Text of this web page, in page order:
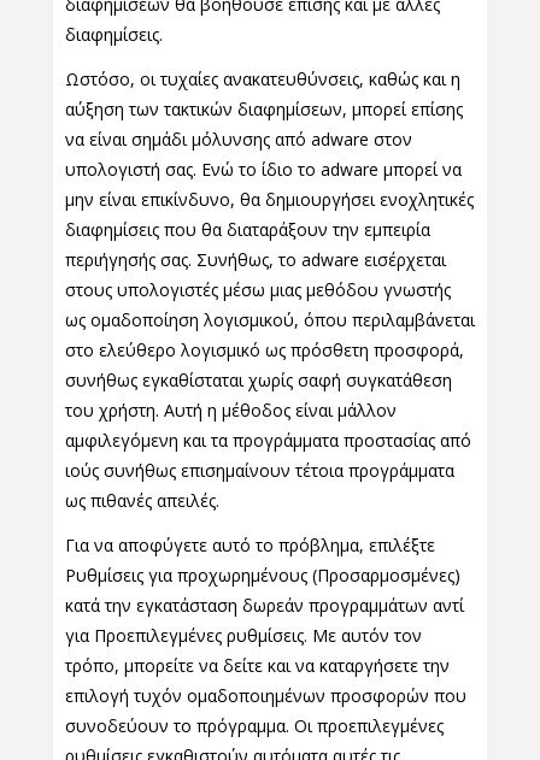
διαφημίσεων θα βοηθούσε επίσης και με άλλες
διαφημίσεις.
Ωστόσο, οι τυχαίες ανακατευθύνσεις, καθώς και η
αύξηση των τακτικών διαφημίσεων, μπορεί επίσης
να είναι σημάδι μόλυνσης από adware στον
υπολογιστή σας. Ενώ το ίδιο το adware μπορεί να
μην είναι επικίνδυνο, θα δημιουργήσει ενοχλητικές
διαφημίσεις που θα διαταράξουν την εμπειρία
περιήγησής σας. Συνήθως, το adware εισέρχεται
στους υπολογιστές μέσω μιας μεθόδου γνωστής
ως ομαδοποίηση λογισμικού, όπου περιλαμβάνεται
στο ελεύθερο λογισμικό ως πρόσθετη προσφορά,
συνήθως εγκαθίσταται χωρίς σαφή συγκατάθεση
του χρήστη. Αυτή η μέθοδος είναι μάλλον
αμφιλεγόμενη και τα προγράμματα προστασίας από
ιούς συνήθως επισημαίνουν τέτοια προγράμματα
ως πιθανές απειλές.
Για να αποφύγετε αυτό το πρόβλημα, επιλέξτε
Ρυθμίσεις για προχωρημένους (Προσαρμοσμένες)
κατά την εγκατάσταση δωρεάν προγραμμάτων αντί
για Προεπιλεγμένες ρυθμίσεις. Με αυτόν τον
τρόπο, μπορείτε να δείτε και να καταργήσετε την
επιλογή τυχόν ομαδοποιημένων προσφορών που
συνοδεύουν το πρόγραμμα. Οι προεπιλεγμένες